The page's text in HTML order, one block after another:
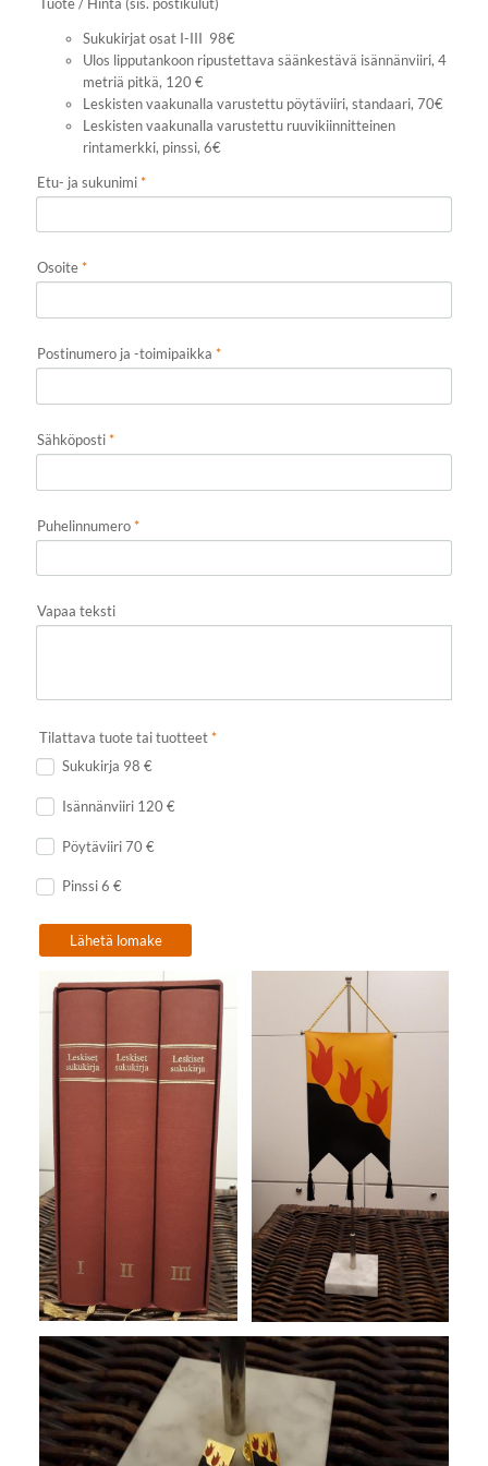
Sukukirjat osat I-III 98€
Ulos lipputankoon ripustettava säänkestävä isännänviiri, 4
metriä pitkä, 120 €
Leskisten vaakunalla varustettu pöytäviiri, standaari, 70€
Leskisten vaakunalla varustettu ruuvikiinnitteinen
rintamerkki, pinssi, 6€
Etu- ja sukunimi*
Osoite*
Postinumero ja -toimipaikka *
Sähköposti*
Puhelinnumero*
Vapaa teksti
Tilattava tuote tai tuotteet*
Sukukirja 98 €
Isännänviiri 120 €
Pöytäviiri 70 €
Pinssi 6 €
Lähetä lomake